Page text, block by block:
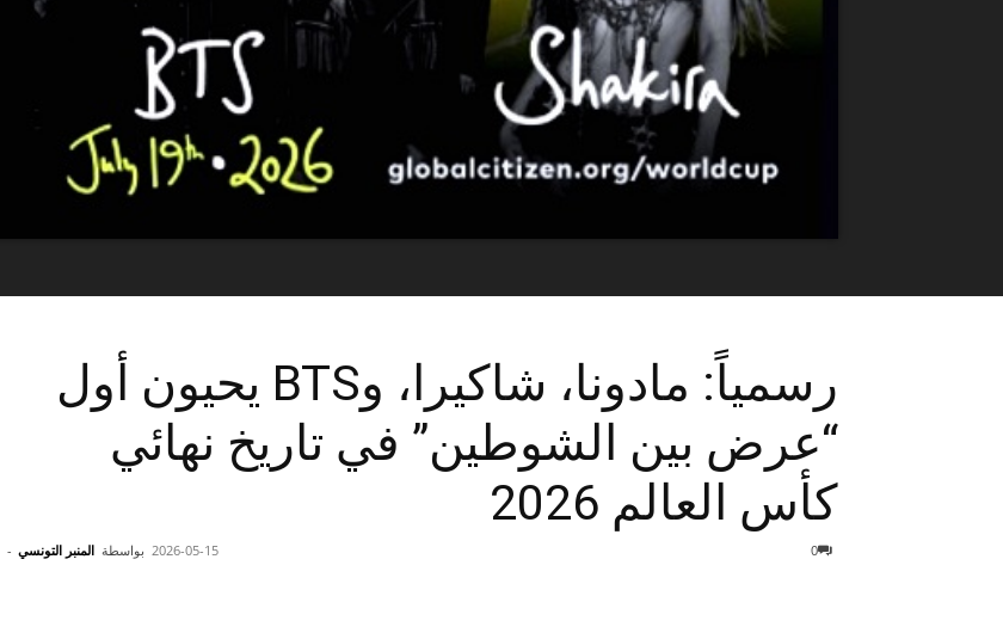
رسمياً: مادونا، شاكيرا، وBTS يحيون أول
“عرض بين الشوطين” في تاريخ نهائي
كأس العالم 2026
بواسطة المنبر التونسي - 2026-05-15 0